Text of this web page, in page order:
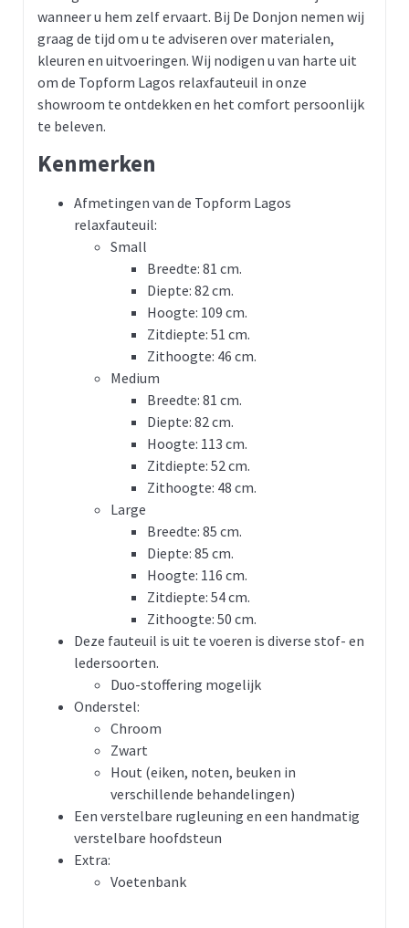
wanneer u hem zelf ervaart. Bij De Donjon nemen wij
graag de tijd om u te adviseren over materialen,
kleuren en uitvoeringen. Wij nodigen u van harte uit
om de Topform Lagos relaxfauteuil in onze
showroom te ontdekken en het comfort persoonlijk
te beleven.
Kenmerken
Afmetingen van de Topform Lagos
relaxfauteuil:
Small
Breedte: 81 cm.
Diepte: 82 cm.
Hoogte: 109 cm.
Zitdiepte: 51 cm.
Zithoogte: 46 cm.
Medium
Breedte: 81 cm.
Diepte: 82 cm.
Hoogte: 113 cm.
Zitdiepte: 52 cm.
Zithoogte: 48 cm.
Large
Breedte: 85 cm.
Diepte: 85 cm.
Hoogte: 116 cm.
Zitdiepte: 54 cm.
Zithoogte: 50 cm.
Deze fauteuil is uit te voeren is diverse stof- en
ledersoorten.
Duo-stoffering mogelijk
Onderstel:
Chroom
Zwart
Hout (eiken, noten, beuken in
verschillende behandelingen)
Een verstelbare rugleuning en een handmatig
verstelbare hoofdsteun
Extra:
Voetenbank